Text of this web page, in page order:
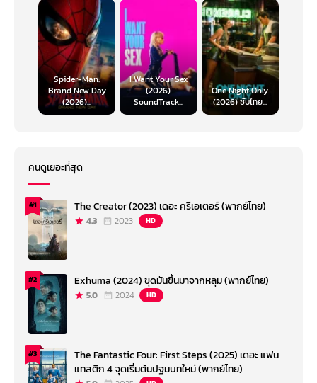
Spider-Man:
Brand New Day
(2026)...
I Want Your Sex
(2026)
SoundTrack...
One Night Only
(2026) ซับไทย...
คนดูเยอะที่สุด
#1 The Creator (2023) เดอะ ครีเอเตอร์ (พากย์ไทย)
4.3 2023 HD
#2 Exhuma (2024) ขุดมันขึ้นมาจากหลุม (พากย์ไทย)
5.0 2024 HD
#3
The Fantastic Four: First Steps (2025) เดอะ แฟน
แทสติก 4 จุดเริ่มต้นปฐมบทใหม่ (พากย์ไทย)